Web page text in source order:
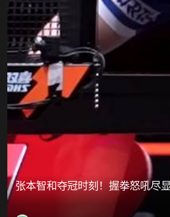
张本智和夺冠时刻！握拳怒吼尽